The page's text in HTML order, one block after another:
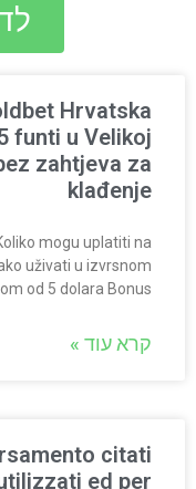
Hrvatska
funti u Velikoj
zahtjeva za
klađenje
mogu uplatiti na
uživati ​​u izvrsnom
od 5 dolara Bonus
קרא עוד »
citati
ed per